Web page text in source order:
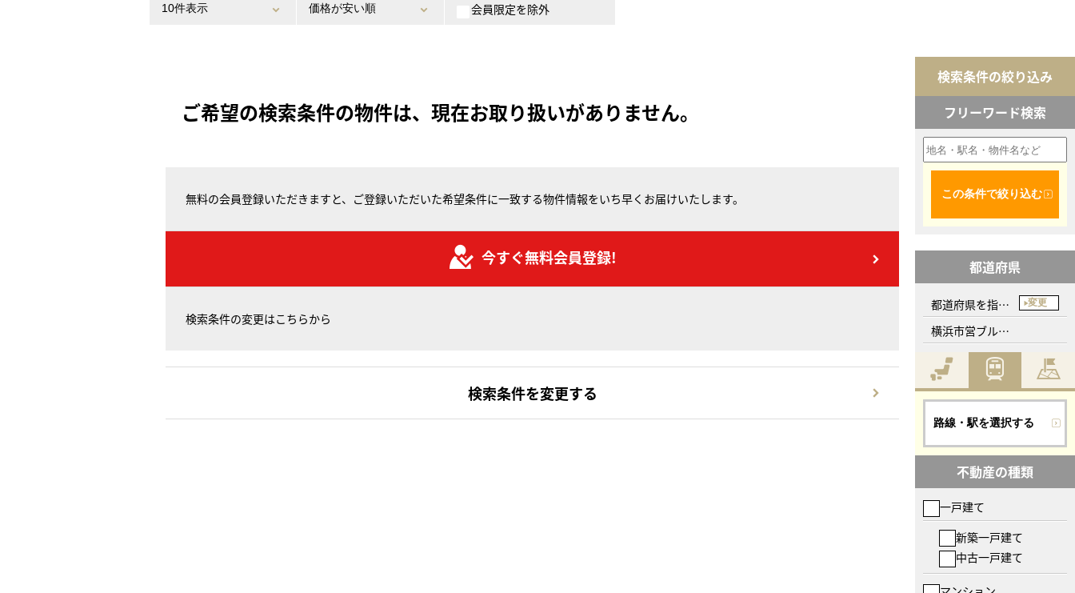
会員限定を除外
ご希望の検索条件の物件は、現在お取り扱いがありません。
無料の会員登録いただきますと、ご登録いただいた希望条件に一致する物件情報をいち早くお届けいたします。
今すぐ無料会員登録!
検索条件の変更はこちらから
検索条件を変更する
検索条件の絞り込み
フリーワード検索
この条件で絞り込む
都道府県
都道府県を指定してください 変更
横浜市営ブルーライン
路線・駅を選択する
不動産の種類
一戸建て
新築一戸建て
中古一戸建て